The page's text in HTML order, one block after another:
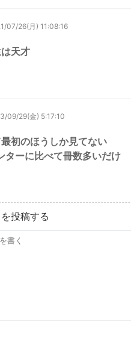
07/26(月) 11:08:16
天才
09/29(金) 5:17:10
初のほうしか見てない
ターに比べて冊数多いだけ
投稿する